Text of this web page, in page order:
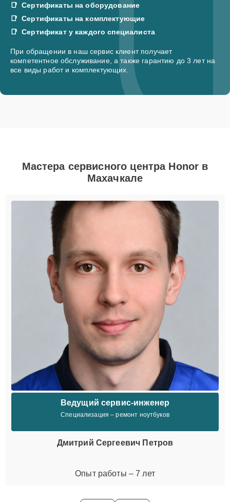
Сертификаты на оборудование
Сертификаты на комплектующие
Сертификат у каждого специалиста
При обращении в наш сервис клиент получает
компетентное обслуживание, а также гарантию до 3 лет на
все виды работ и комплектующих.
Мастера сервисного центра Honor в
Махачкале
Ведущий сервис-инженер
Специализация – ремонт ноутбуков
Дмитрий Сергеевич Петров
Опыт работы – 7 лет